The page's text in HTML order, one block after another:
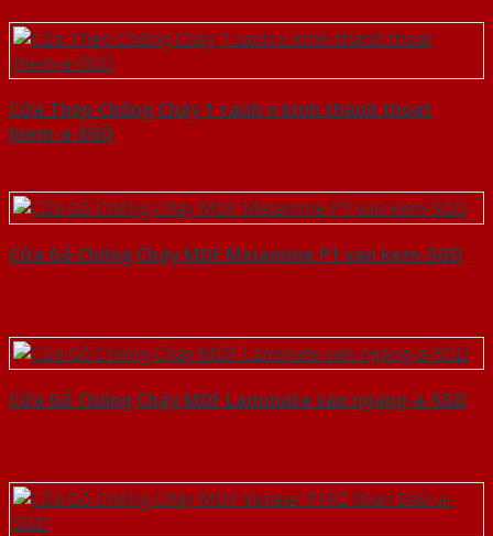
Cửa Thép Chống Cháy 1 canh o kinh thanh thoat
hiem-a-SGD
Cửa Gỗ Chống Cháy MDF Melamine P1 van kem-SGD
Cửa Gỗ Chống Cháy MDF Laminate van ngang-a-SGD